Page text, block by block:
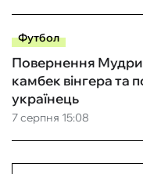
Футбол
7 серпня 15:08
Повернення
камбек вінгера та
українець